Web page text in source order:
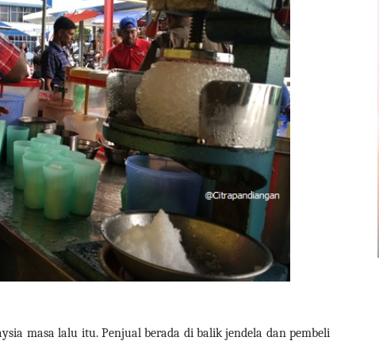
masa lalu itu. Penjual berada di balik jendela dan pembeli